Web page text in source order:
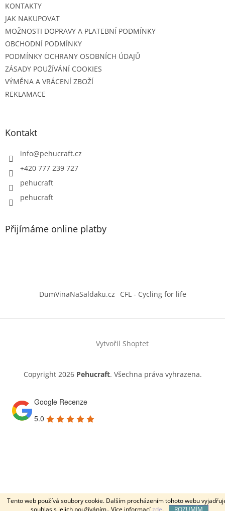
Tento web používá soubory cookie. Dalším procházením tohoto webu
souhlas s jejich používáním.. Více informací zde. ROZUMÍM
KONTAKTY
JAK NAKUPOVAT
MOŽNOSTI DOPRAVY A PLATEBNÍ PODMÍNKY
OBCHODNÍ PODMÍNKY
PODMÍNKY OCHRANY OSOBNÍCH ÚDAJŮ
ZÁSADY POUŽÍVÁNÍ COOKIES
VÝMĚNA A VRÁCENÍ ZBOŽÍ
REKLAMACE
Kontakt
info@pehucraft.cz
+420 777 239 727
pehucraft
pehucraft
Přijímáme online platby
DumVinaNaSaldaku.cz CFL - Cycling for life
Vytvořil Shoptet
Copyright 2026 Pehucraft. Všechna práva vyhrazena.
Google Recenze
5.0